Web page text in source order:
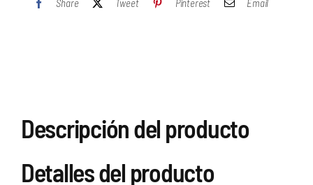
Suelos
Share Tweet Pinterest Email
Descripción del producto
Detalles del producto